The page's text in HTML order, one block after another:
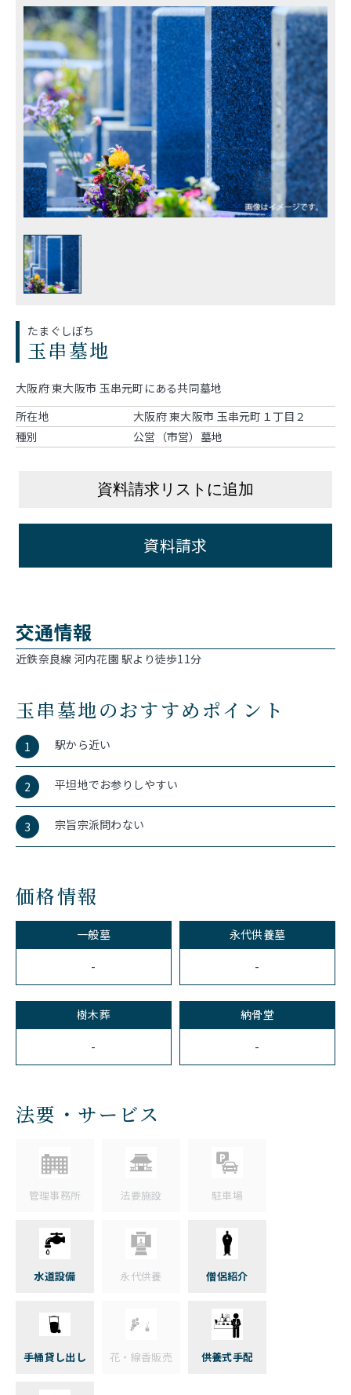
たまぐしぼち
玉串墓地
大阪府 東大阪市 玉串元町にある共同墓地
所在地
大阪府 東大阪市 玉串元町１丁目２
種別
公営（市営）墓地
資料請求リストに追加
資料請求
交通情報
近鉄奈良線 河内花園 駅より徒歩11分
玉串墓地のおすすめポイント
1 駅から近い
2 平坦地でお参りしやすい
3 宗旨宗派問わない
価格情報
一般墓
-
永代供養墓
-
樹木葬
-
納骨堂
-
法要・サービス
管理事務所 法要施設 駐車場
水道設備 永代供養 僧侶紹介
手桶貸し出し 花・線香販売 供養式手配